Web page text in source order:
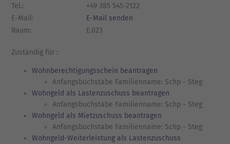
Tel.:
+49 385 545-2122
E-Mail:
E-Mail senden
Raum:
E.023
Zuständig für :
Wohnberechtigungsschein beantragen
Anfangsbuchstabe Familienname: Schp - Steg
Wohngeld als Lastenzuschuss beantragen
Anfangsbuchstabe Familienname: Schp - Steg
Wohngeld als Mietzuschuss beantragen
Anfangsbuchstabe Familienname: Schp - Steg
Wohngeld-Weiterleistung als Lastenzuschuss